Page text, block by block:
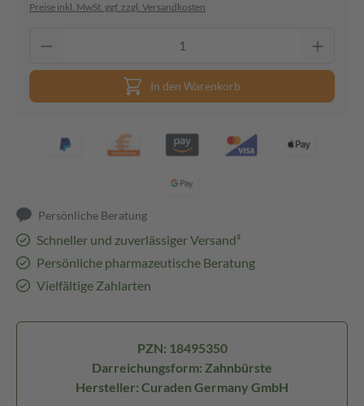
Preise inkl. MwSt. ggf. zzgl. Versandkosten
In den Warenkorb
Persönliche Beratung
Schneller und zuverlässiger Versand³
Persönliche pharmazeutische Beratung
Vielfältige Zahlarten
PZN: 18495350
Darreichungsform: Zahnbürste
Hersteller: Curaden Germany GmbH